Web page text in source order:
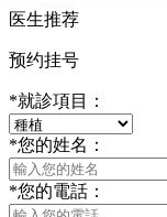
医生推荐
预约挂号
*就診項目：
*您的姓名：
*您的電話：